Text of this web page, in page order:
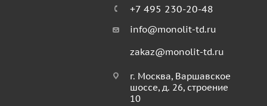
+7 495 230-20-48
info@monolit-td.ru
zakaz@monolit-td.ru
г. Москва, Варшавское
шоссе, д. 26, строение
10